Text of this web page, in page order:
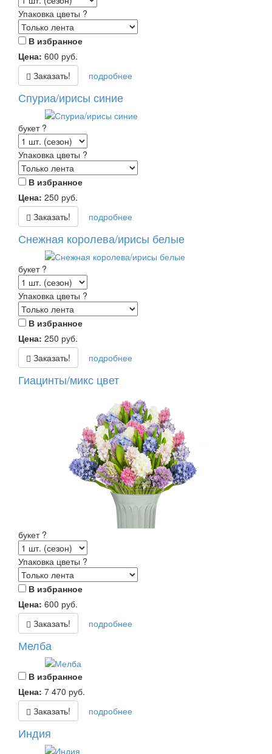
Упаковка цветы ?
В избранное
Цена: 600 руб.
Заказать!
подробнее
Спуриа/ирисы синие
букет ?
Упаковка цветы ?
В избранное
Цена: 250 руб.
Заказать!
подробнее
Снежная королева/ирисы белые
букет ?
Упаковка цветы ?
В избранное
Цена: 250 руб.
Заказать!
подробнее
Гиацинты/микс цвет
букет ?
Упаковка цветы ?
В избранное
Цена: 600 руб.
Заказать!
подробнее
Мелба
В избранное
Цена: 7 470 руб.
Заказать!
подробнее
Индия